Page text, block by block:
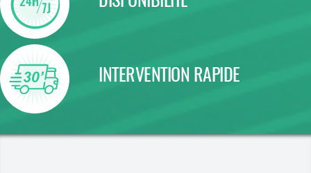
INTERVENTION RAPIDE